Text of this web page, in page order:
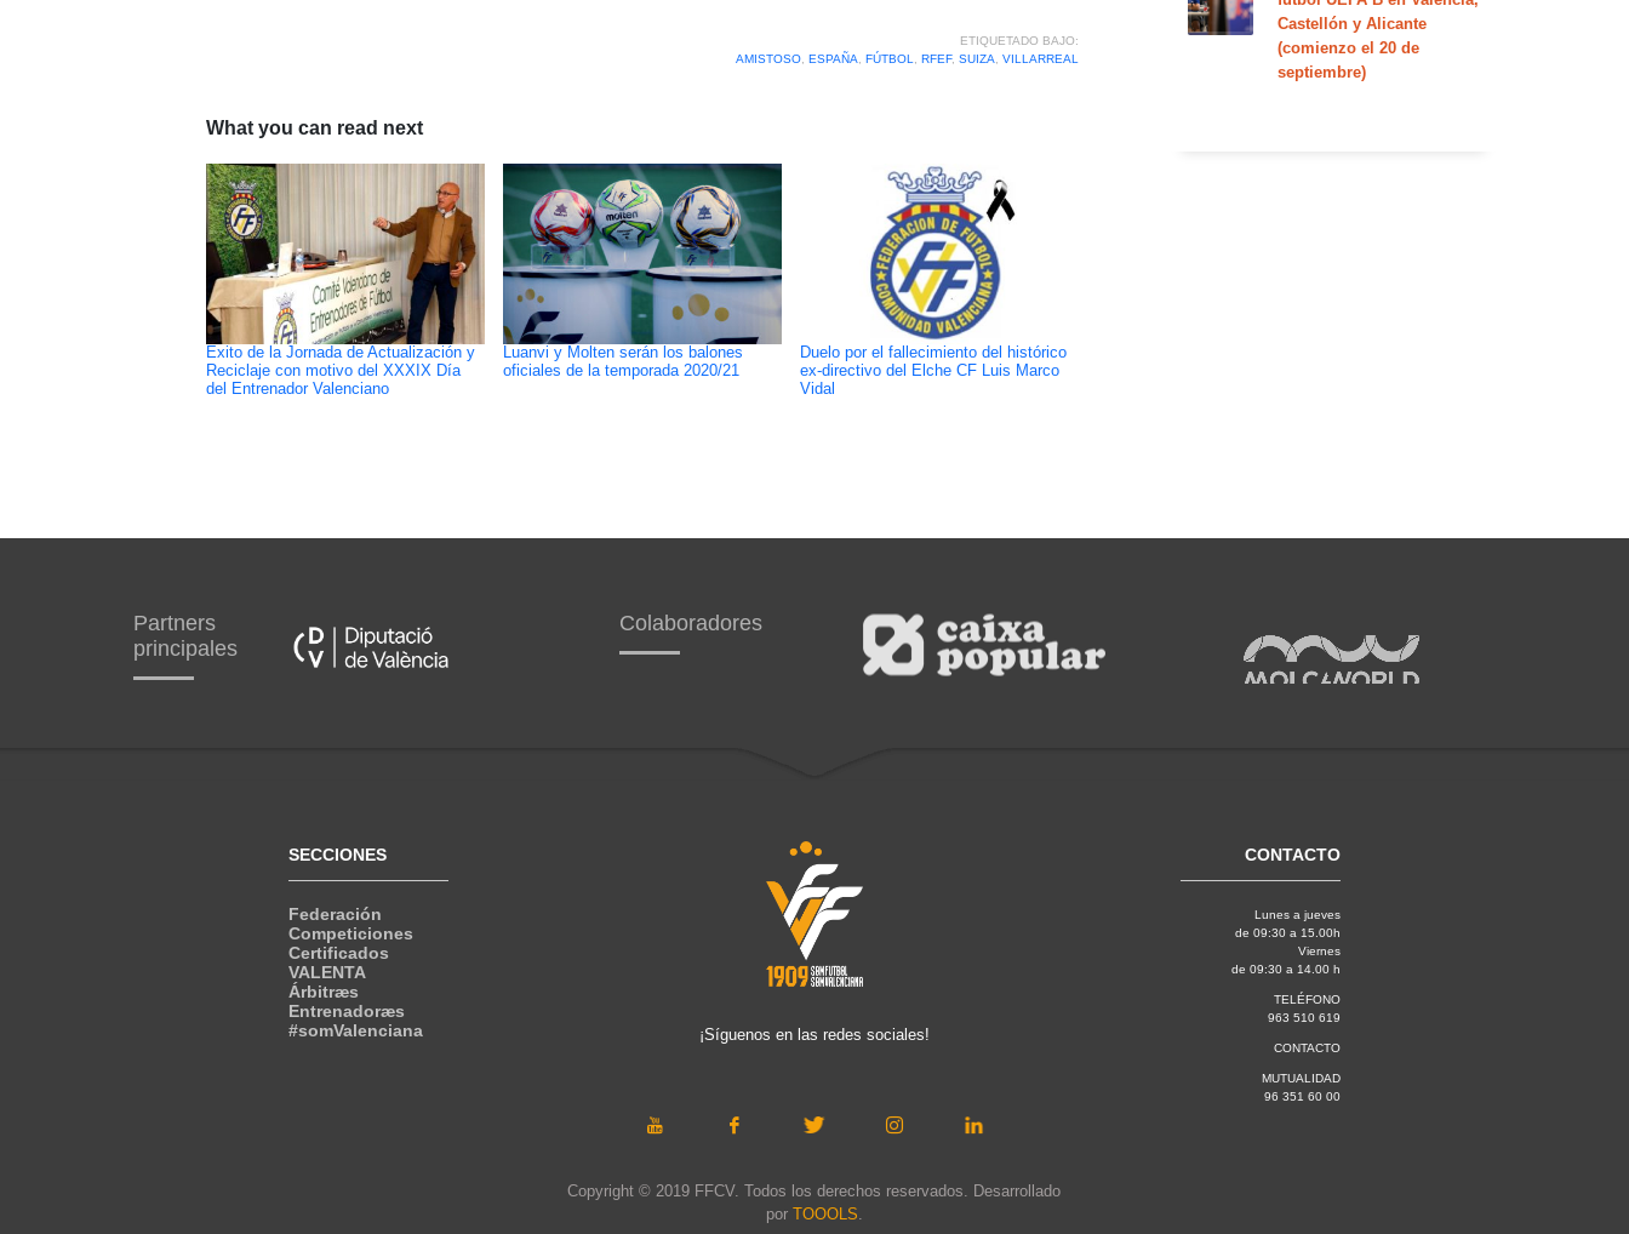
ETIQUETADO BAJO:
AMISTOSO, ESPAÑA FÚTBOL RFEF, SUIZA VILLARREAL
What you can read next
Exito de la Jornada de Actualización y
Reciclaje con motivo del XXXIX Día
del Entrenador Valenciano
Luanvi y Molten serán los balones
oficiales de la temporada 2020/21
Duelo por el fallecimiento del histórico
ex-directivo del Elche CF Luis Marco
Vidal
Castellón y Alicante
(comienzo el 20 de
septiembre)
Partners
principales
Colaboradores
SECCIONES
Federación
Competiciones
Certificados
VALENTA
Árbitræs
Entrenadoræs
#somValenciana
¡Síguenos en las redes sociales!
Copyright © 2019 FFCV. Todos los derechos reservados. Desarrollado
por TOOOLS.
CONTACTO
Lunes a jueves
de 09:30 a 15.00h
Viernes
de 09:30 a 14.00 h
TELÉFONO
963 510 619
CONTACTO
MUTUALIDAD
96 351 60 00